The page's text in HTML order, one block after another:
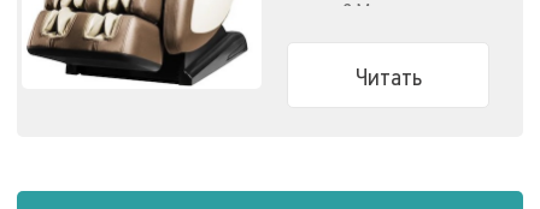
кресло? Мы
Читать